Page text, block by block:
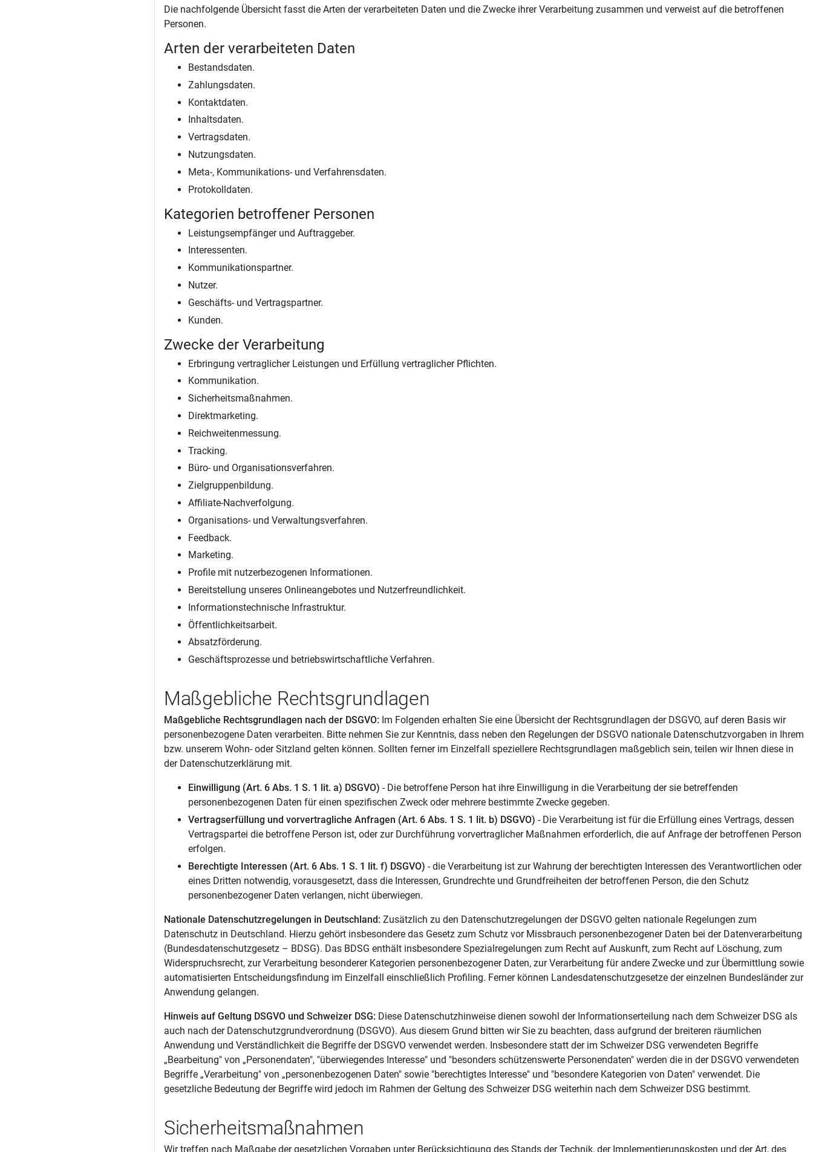
Die nachfolgende Übersicht fasst die Arten der verarbeiteten Daten und die Zwecke ihrer Verarbeitung zusammen und verweist auf die betroffenen
Personen.
Arten der verarbeiteten Daten
Bestandsdaten.
Zahlungsdaten.
Kontaktdaten.
Inhaltsdaten.
Vertragsdaten.
Nutzungsdaten.
Meta-, Kommunikations- und Verfahrensdaten.
Protokolldaten.
Kategorien betroffener Personen
Leistungsempfänger und Auftraggeber.
Interessenten.
Kommunikationspartner.
Nutzer.
Geschäfts- und Vertragspartner.
Kunden.
Zwecke der Verarbeitung
Erbringung vertraglicher Leistungen und Erfüllung vertraglicher Pflichten.
Kommunikation.
Sicherheitsmaßnahmen.
Direktmarketing.
Reichweitenmessung.
Tracking.
Büro- und Organisationsverfahren.
Zielgruppenbildung.
Affiliate-Nachverfolgung.
Organisations- und Verwaltungsverfahren.
Feedback.
Marketing.
Profile mit nutzerbezogenen Informationen.
Bereitstellung unseres Onlineangebotes und Nutzerfreundlichkeit.
Informationstechnische Infrastruktur.
Öffentlichkeitsarbeit.
Absatzförderung.
Geschäftsprozesse und betriebswirtschaftliche Verfahren.
Maßgebliche Rechtsgrundlagen
Maßgebliche Rechtsgrundlagen nach der DSGVO: Im Folgenden erhalten Sie eine Übersicht der Rechtsgrundlagen der DSGVO, auf deren Basis wir
personenbezogene Daten verarbeiten. Bitte nehmen Sie zur Kenntnis, dass neben den Regelungen der DSGVO nationale Datenschutzvorgaben in Ihrem
bzw. unserem Wohn- oder Sitzland gelten können. Sollten ferner im Einzelfall speziellere Rechtsgrundlagen maßgeblich sein, teilen wir Ihnen diese in
der Datenschutzerklärung mit.
Einwilligung (Art. 6 Abs. 1 S. 1 lit. a) DSGVO) - Die betroffene Person hat ihre Einwilligung in die Verarbeitung der sie betreffenden
personenbezogenen Daten für einen spezifischen Zweck oder mehrere bestimmte Zwecke gegeben.
Vertragserfüllung und vorvertragliche Anfragen (Art. 6 Abs. 1 S. 1 lit. b) DSGVO) - Die Verarbeitung ist für die Erfüllung eines Vertrags, dessen
Vertragspartei die betroffene Person ist, oder zur Durchführung vorvertraglicher Maßnahmen erforderlich, die auf Anfrage der betroffenen Person
erfolgen.
Berechtigte Interessen (Art. 6 Abs. 1 S. 1 lit. f) DSGVO) - die Verarbeitung ist zur Wahrung der berechtigten Interessen des Verantwortlichen oder
eines Dritten notwendig, vorausgesetzt, dass die Interessen, Grundrechte und Grundfreiheiten der betroffenen Person, die den Schutz
personenbezogener Daten verlangen, nicht überwiegen.
Nationale Datenschutzregelungen in Deutschland: Zusätzlich zu den Datenschutzregelungen der DSGVO gelten nationale Regelungen zum
Datenschutz in Deutschland. Hierzu gehört insbesondere das Gesetz zum Schutz vor Missbrauch personenbezogener Daten bei der Datenverarbeitung
(Bundesdatenschutzgesetz – BDSG). Das BDSG enthält insbesondere Spezialregelungen zum Recht auf Auskunft, zum Recht auf Löschung, zum
Widerspruchsrecht, zur Verarbeitung besonderer Kategorien personenbezogener Daten, zur Verarbeitung für andere Zwecke und zur Übermittlung sowie
automatisierten Entscheidungsfindung im Einzelfall einschließlich Profiling. Ferner können Landesdatenschutzgesetze der einzelnen Bundesländer zur
Anwendung gelangen.
Hinweis auf Geltung DSGVO und Schweizer DSG: Diese Datenschutzhinweise dienen sowohl der Informationserteilung nach dem Schweizer DSG als
auch nach der Datenschutzgrundverordnung (DSGVO). Aus diesem Grund bitten wir Sie zu beachten, dass aufgrund der breiteren räumlichen
Anwendung und Verständlichkeit die Begriffe der DSGVO verwendet werden. Insbesondere statt der im Schweizer DSG verwendeten Begriffe
„Bearbeitung" von „Personendaten", "überwiegendes Interesse" und "besonders schützenswerte Personendaten" werden die in der DSGVO verwendeten
Begriffe „Verarbeitung" von „personenbezogenen Daten" sowie "berechtigtes Interesse" und "besondere Kategorien von Daten" verwendet. Die
gesetzliche Bedeutung der Begriffe wird jedoch im Rahmen der Geltung des Schweizer DSG weiterhin nach dem Schweizer DSG bestimmt.
Sicherheitsmaßnahmen
Wir treffen nach Maßgabe der gesetzlichen Vorgaben unter Berücksichtigung des Stands der Technik, der Implementierungskosten und der Art, des